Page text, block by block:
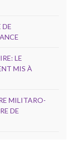
DE
LE
MIS À
MILITARO-
DE